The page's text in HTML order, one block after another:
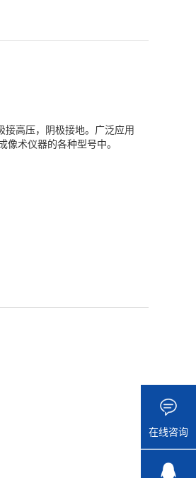
接高压，阴极接地。广泛应用
术仪器的各种型号中。
在线咨询